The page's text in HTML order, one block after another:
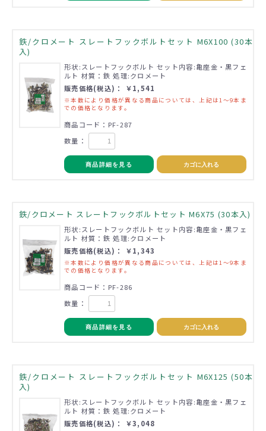
鉄/クロメート スレートフックボルトセット M6X100 (30本
入)
形状:スレートフックボルト セット内容:亀座金・黒フェ
ルト 材質：鉄 処理:クロメート
販売価格(税込)： ￥1,541
※本数により価格が異なる商品については、上記は1～9本ま
での価格となります。
商品コード：PF-287
数量：
商品詳細を見る カゴに入れる
鉄/クロメート スレートフックボルトセット M6X75 (30本入)
形状:スレートフックボルト セット内容:亀座金・黒フェ
ルト 材質：鉄 処理:クロメート
販売価格(税込)： ￥1,343
※本数により価格が異なる商品については、上記は1～9本ま
での価格となります。
商品コード：PF-286
数量：
商品詳細を見る カゴに入れる
鉄/クロメート スレートフックボルトセット M6X125 (50本
入)
形状:スレートフックボルト セット内容:亀座金・黒フェ
ルト 材質：鉄 処理:クロメート
販売価格(税込)： ￥3,048